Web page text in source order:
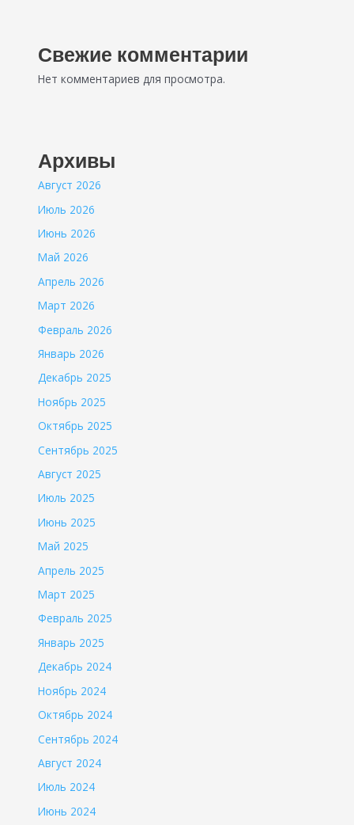
Свежие комментарии
Нет комментариев для просмотра.
Архивы
Август 2026
Июль 2026
Июнь 2026
Май 2026
Апрель 2026
Март 2026
Февраль 2026
Январь 2026
Декабрь 2025
Ноябрь 2025
Октябрь 2025
Сентябрь 2025
Август 2025
Июль 2025
Июнь 2025
Май 2025
Апрель 2025
Март 2025
Февраль 2025
Январь 2025
Декабрь 2024
Ноябрь 2024
Октябрь 2024
Сентябрь 2024
Август 2024
Июль 2024
Июнь 2024